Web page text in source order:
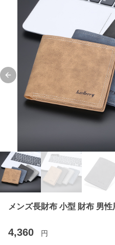
Previous slide
メンズ長財布 小型 財布 男
4,360 円